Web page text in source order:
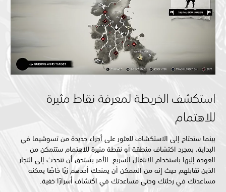
استكشف الخريطة لمعرفة نقاط مثيرة
للاهتمام
بينما ستحتاج إلى الاستكشاف للعثور على أجزاء جديدة من تسوشيما في
البداية، بمجرد اكتشاف منطقة أو نقطة مثيرة للاهتمام ستتمكن من
العودة إليها باستخدام الانتقال السريع. الأمر يستحق أن تتحدث إلى التجار
الذين تقابلهم حيث إنه من الممكن أن يمنحك أحدهم زيًا خاصًا يمكنه
مساعدتك في رحلتك وحتى مساعدتك في اكتشاف أسرارًا خفية.